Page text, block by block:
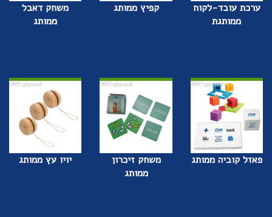
ערכת עובד-לקוח
ממותגת
קפיץ ממותג
משחק דאבל
ממותג
פאזל קוביה ממותג
משחק זיכרון
ממותג
יויו עץ ממותג